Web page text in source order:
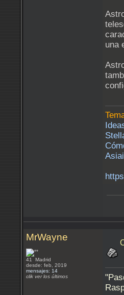
una
MrWayne
41 Madrid
desde: feb, 2019
mensajes: 14
clik ver los últimos